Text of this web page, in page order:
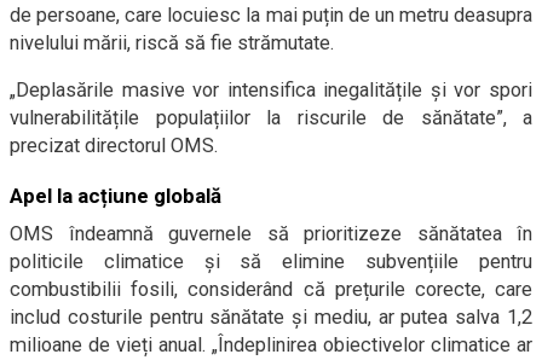
de persoane, care locuiesc la mai puțin de un metru deasupra
nivelului mării, riscă să fie strămutate.
„Deplasările masive vor intensifica inegalitățile și vor spori
vulnerabilitățile populațiilor la riscurile de sănătate”, a
precizat directorul OMS.
Apel la acțiune globală
OMS îndeamnă guvernele să prioritizeze sănătatea în
politicile climatice și să elimine subvențiile pentru
combustibilii fosili, considerând că prețurile corecte, care
includ costurile pentru sănătate și mediu, ar putea salva 1,2
milioane de vieți anual. „Îndeplinirea obiectivelor climatice ar